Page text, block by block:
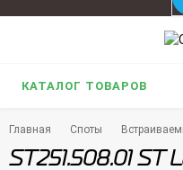
КАТАЛОГ ТОВАРОВ
Главная Споты
ST251.508.01 ST